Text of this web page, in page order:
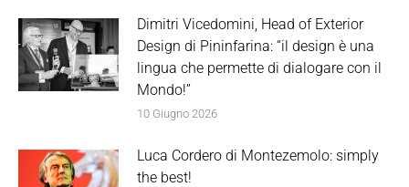
Dimitri Vicedomini, Head of Exterior
Design di Pininfarina: “il design è una
lingua che permette di dialogare con il
Mondo!”
10 Giugno 2026
Luca Cordero di Montezemolo: simply
the best!